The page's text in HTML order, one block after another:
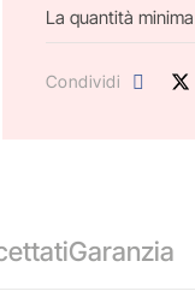
La quantità
Condividi
Garanzia